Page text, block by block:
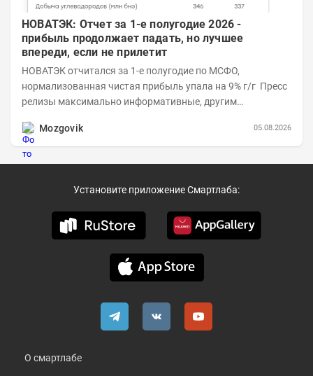
НОВАТЭК: Отчет за 1-е полугодие 2026 -
прибыль продолжает падать, но лучшее
впереди, если не прилетит
НОВАТЭК отчитался за 1-е полугодие по МСФО,
нормализованная чистая прибыль упала на 9% г/г Пресс
релизы максимально информативные, другим
Mozgovik
05.08.2026
Установите приложение Смартлаба:
О смартлабе